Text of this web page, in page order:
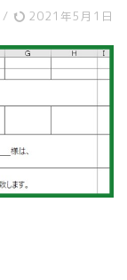
/ 2021年5月1日